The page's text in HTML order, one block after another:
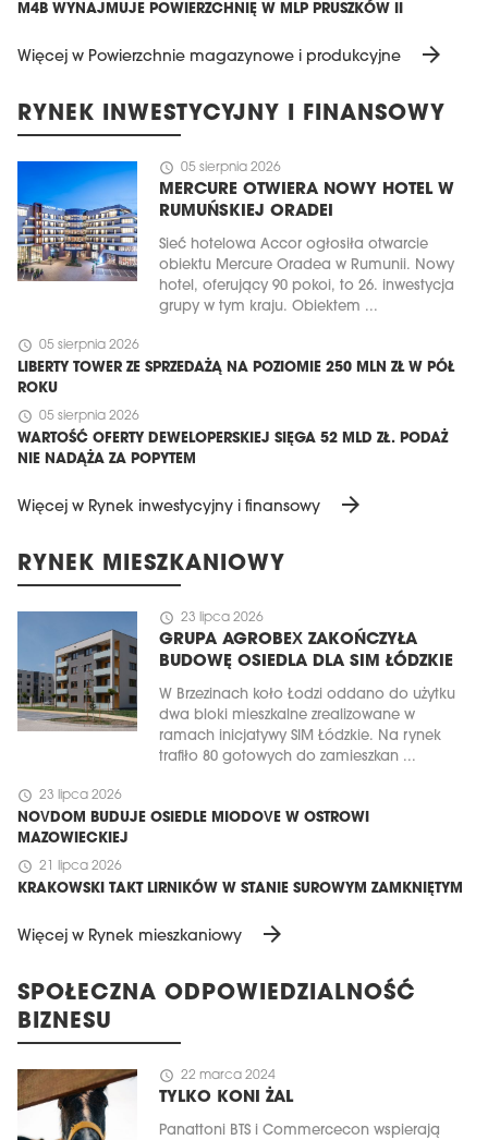
M4B WYNAJMUJE POWIERZCHNIĘ W MLP PRUSZKÓW II
Więcej w Powierzchnie magazynowe i produkcyjne arrow_forward
RYNEK INWESTYCYJNY I FINANSOWY
schedule 05 sierpnia 2026
MERCURE OTWIERA NOWY HOTEL W
RUMUŃSKIEJ ORADEI
Sieć hotelowa Accor ogłosiła otwarcie
obiektu Mercure Oradea w Rumunii. Nowy
hotel, oferujący 90 pokoi, to 26. inwestycja
grupy w tym kraju. Obiektem ...
schedule 05 sierpnia 2026
LIBERTY TOWER ZE SPRZEDAŻĄ NA POZIOMIE 250 MLN ZŁ W PÓŁ
ROKU
schedule 05 sierpnia 2026
WARTOŚĆ OFERTY DEWELOPERSKIEJ SIĘGA 52 MLD ZŁ. PODAŻ
NIE NADĄŻA ZA POPYTEM
Więcej w Rynek inwestycyjny i finansowy arrow_forward
RYNEK MIESZKANIOWY
schedule 23 lipca 2026
GRUPA AGROBEX ZAKOŃCZYŁA
BUDOWĘ OSIEDLA DLA SIM ŁÓDZKIE
W Brzezinach koło Łodzi oddano do użytku
dwa bloki mieszkalne zrealizowane w
ramach inicjatywy SIM Łódzkie. Na rynek
trafiło 80 gotowych do zamieszkan ...
schedule 23 lipca 2026
NOVDOM BUDUJE OSIEDLE MIODOVE W OSTROWI
MAZOWIECKIEJ
schedule 21 lipca 2026
KRAKOWSKI TAKT LIRNIKÓW W STANIE SUROWYM ZAMKNIĘTYM
Więcej w Rynek mieszkaniowy arrow_forward
SPOŁECZNA ODPOWIEDZIALNOŚĆ
BIZNESU
schedule 22 marca 2024
TYLKO KONI ŻAL
Panattoni BTS i Commercecon wspierają